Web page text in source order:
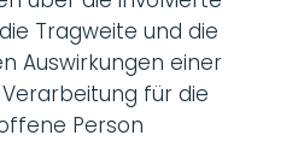
Tragweite und die
Auswirkungen einer
für die
Person